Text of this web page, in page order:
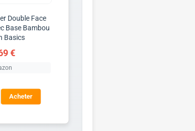
Double Face
Base Bambou
Basics
€
Acheter